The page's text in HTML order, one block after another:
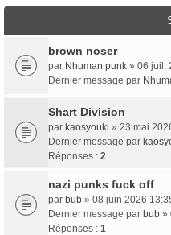
brown noser
par Nhuman punk » 06 juil.
Dernier message par
Shart Division
par kaosyouki » 23 mai
Dernier message par
Réponses : 2
nazi punks fuck off
par bub » 08 juin 2026
Dernier message par bub »
Réponses : 1